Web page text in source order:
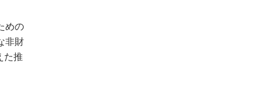
めの
非財
た推